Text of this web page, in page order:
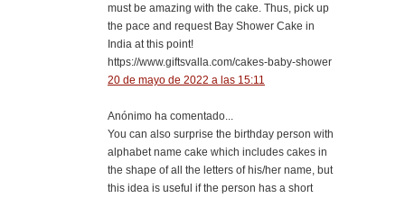
must be amazing with the cake. Thus, pick up
the pace and request Bay Shower Cake in
India at this point!
https://www.giftsvalla.com/cakes-baby-shower
20 de mayo de 2022 a las 15:11
Anónimo ha comentado...
You can also surprise the birthday person with
alphabet name cake which includes cakes in
the shape of all the letters of his/her name, but
this idea is useful if the person has a short